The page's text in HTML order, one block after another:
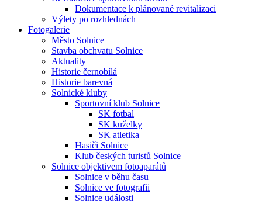
Dokumentace k plánované revitalizaci
Výlety po rozhlednách
Fotogalerie
Město Solnice
Stavba obchvatu Solnice
Aktuality
Historie černobílá
Historie barevná
Solnické kluby
Sportovní klub Solnice
SK fotbal
SK kuželky
SK atletika
Hasiči Solnice
Klub českých turistů Solnice
Solnice objektivem fotoaparátů
Solnice v běhu času
Solnice ve fotografii
Solnice události